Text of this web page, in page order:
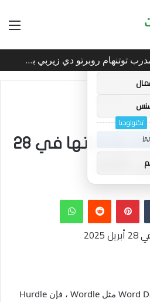
ساندرو تونالي: أقنعه مدرب توتنهام روبرتو دي زيربي بسرعة بالتوقيع
تكنولوجيا
تكنولوجيا
تلمح عقبة اليوم وإجاباتها في 28
بينتيريست واتساب
إذا كنت تحب لعب ألعاب Word Daily مثل Wordle ، فإن Hurdle